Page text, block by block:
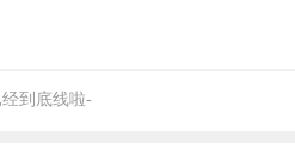
到底线啦-